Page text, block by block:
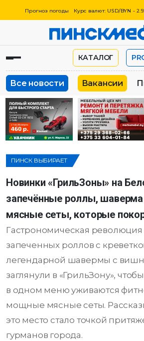
Прогноз погоды Курс валют: USD/BYN -
КАТАЛОГ
Все новости Вакансии
ПИНСК ВЫБИРАЕТ
Новинки «ГрильЗоны» на
запечённые роллы,
мясные сеты, которые
Гастрономическая революция
запеченных роллов с
легендарной шавермы с
заглянули в «ГрильЗону»,
в одном меню уживаются
мощные мясные сеты.
это место стало точкой
гурманов города.